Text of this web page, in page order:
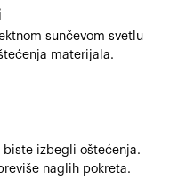
sunčevom svetlu
materijala.
biste izbegli oštećenja.
naglih pokreta.